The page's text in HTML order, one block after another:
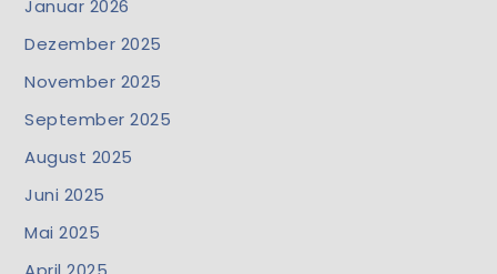
Januar 2026
Dezember 2025
November 2025
September 2025
August 2025
Juni 2025
Mai 2025